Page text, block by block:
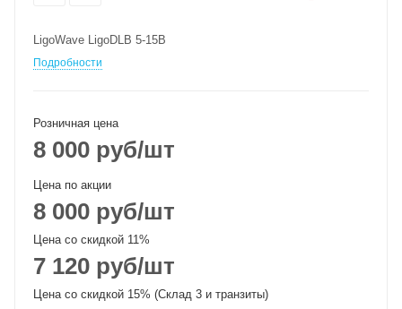
LigoWave LigoDLB 5-15B
Подробности
Розничная цена
8 000 руб/шт
Цена по акции
8 000 руб/шт
Цена со скидкой 11%
7 120 руб/шт
Цена со скидкой 15% (Склад 3 и транзиты)